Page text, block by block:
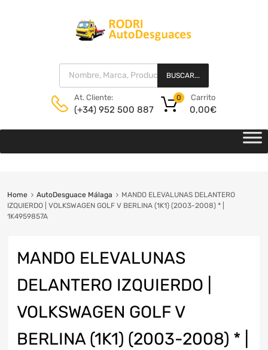
BUSCAR...
At. Cliente:
(+34) 952 500 887
Carrito
0,00€
0
Home AutoDesguace Málaga
MANDO ELEVALUNAS DELANTERO
IZQUIERDO | VOLKSWAGEN GOLF V BERLINA (1K1) (2003-2008) * |
1K4959857A
MANDO ELEVALUNAS
DELANTERO IZQUIERDO |
VOLKSWAGEN GOLF V
BERLINA (1K1) (2003-2008) * |